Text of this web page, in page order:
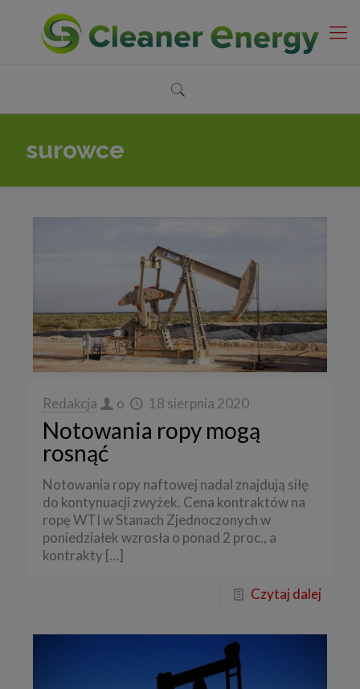
surowce
Redakcja o 18 sierpnia 2020
Notowania ropy mogą
rosnąć
Notowania ropy naftowej nadal znajdują siłę
do kontynuacji zwyżek. Cena kontraktów na
ropę WTI w Stanach Zjednoczonych w
poniedziałek wzrosła o ponad 2 proc., a
kontrakty […]
Czytaj dalej